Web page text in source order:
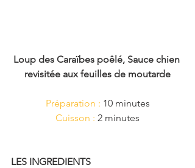
Loup des Caraïbes poêlé, Sauce chien
revisitée aux feuilles de moutarde
Préparation : 10 minutes
Cuisson : 2 minutes
LES INGREDIENTS